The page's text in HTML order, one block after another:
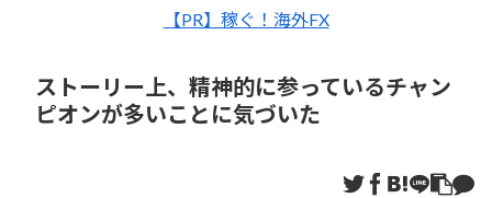
【PR】稼ぐ！海外FX
ストーリー上、精神的に参っているチャン
ピオンが多いことに気づいた